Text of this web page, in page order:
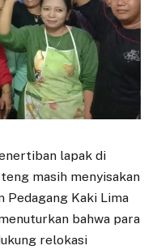
lapak di
masih menyisakan
Pedagang Kaki Lima
bahwa para
relokasi